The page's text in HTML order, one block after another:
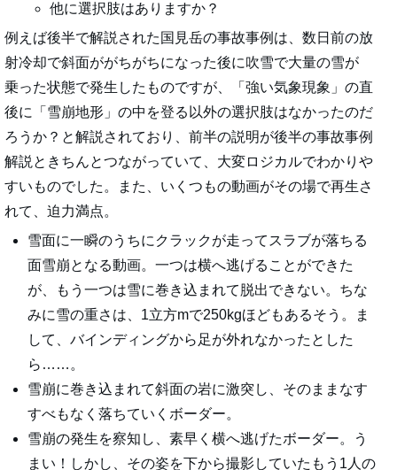
他に選択肢はありますか？
例えば後半で解説された国見岳の事故事例は、数日前の放
射冷却で斜面ががちがちになった後に吹雪で大量の雪が
乗った状態で発生したものですが、「強い気象現象」の直
後に「雪崩地形」の中を登る以外の選択肢はなかったのだ
ろうか？と解説されており、前半の説明が後半の事故事例
解説ときちんとつながっていて、大変ロジカルでわかりや
すいものでした。また、いくつもの動画がその場で再生さ
れて、迫力満点。
雪面に一瞬のうちにクラックが走ってスラブが落ちる
面雪崩となる動画。一つは横へ逃げることができた
が、もう一つは雪に巻き込まれて脱出できない。ちな
みに雪の重さは、1立方mで250kgほどもあるそう。ま
して、バインディングから足が外れなかったとした
ら……。
雪崩に巻き込まれて斜面の岩に激突し、そのままなす
すべもなく落ちていくボーダー。
雪崩の発生を察知し、素早く横へ逃げたボーダー。う
まい！しかし、その姿を下から撮影していたもう1人の